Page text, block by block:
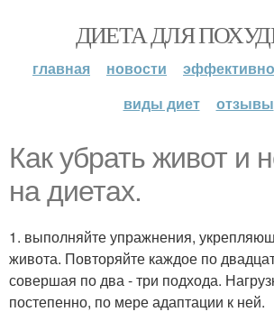
ДИЕТА ДЛЯ
главная новости
виды диет
отзывы
Как убрать живот и
на диетах.
1. выполняйте упражнения,
живота. Повторяйте каждое по
совершая по два - три подхода.
постепенно, по мере адаптации к ней.